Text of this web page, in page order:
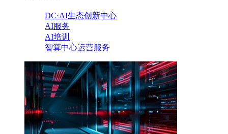
DC·AI生态创新中心
AI服务
AI培训
智算中心运营服务